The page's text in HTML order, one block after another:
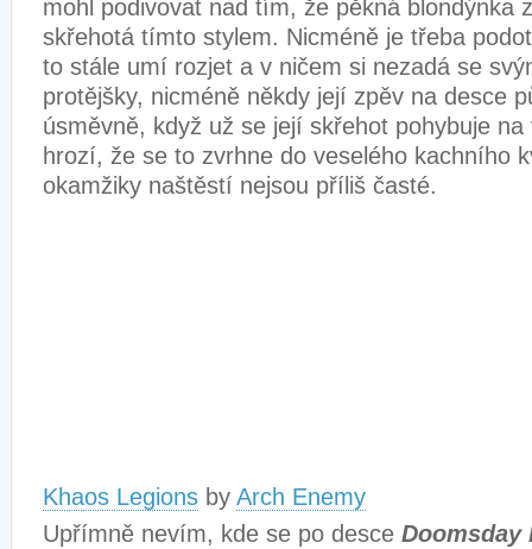
mohl podivovat nad tím, že pěkná blondýnka
skřehotá tímto stylem. Nicméně je třeba
to stále umí rozjet a v ničem si nezadá se
protějšky, nicméně někdy její zpěv na desce
úsměvně, když už se její skřehot pohybuje na
hrozí, že se to zvrhne do veselého kachního
okamžiky naštěstí nejsou příliš časté.
Khaos Legions by Arch Enemy
Upřímně nevím, kde se po desce Doomsday